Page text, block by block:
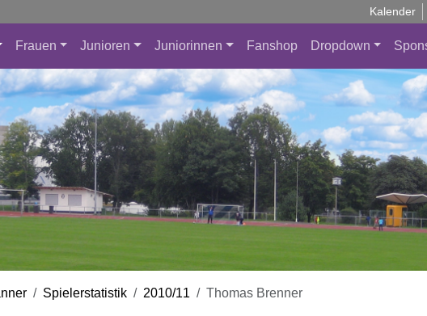
Kalender
Frauen Junioren Juniorinnen Fanshop Dropdown
Spielerstatistik 2010/11 Thomas Brenner